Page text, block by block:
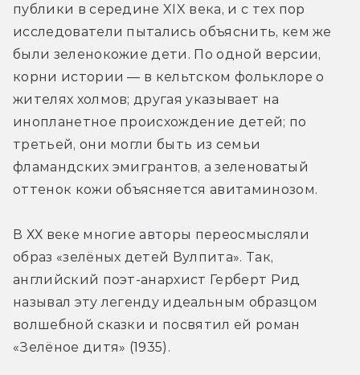
публики в середине XIX века, и с тех пор
исследователи пытались объяснить, кем же
были зеленокожие дети. По одной версии,
корни истории — в кельтском фольклоре о
жителях холмов; другая указывает на
инопланетное происхождение детей; по
третьей, они могли быть из семьи
фламандских эмигрантов, а зеленоватый
оттенок кожи объясняется авитаминозом.
В ХХ веке многие авторы переосмысляли
образ «зелёных детей Вулпита». Так,
английский поэт-анархист Герберт Рид
называл эту легенду идеальным образцом
волшебной сказки и посвятил ей роман
«Зелёное дитя» (1935).